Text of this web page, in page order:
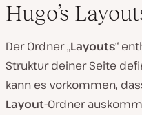
Hugo’s
Der Ordner „Layouts“
Struktur deiner Seite
kann es vorkommen,
Layout-Ordner